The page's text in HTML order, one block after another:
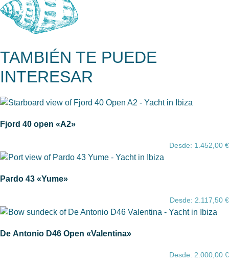
TAMBIÉN TE PUEDE
INTERESAR
Fjord 40 open «A2»
Desde: 1.452,00 €
Pardo 43 «Yume»
Desde: 2.117,50 €
De Antonio D46 Open «Valentina»
Desde: 2.000,00 €